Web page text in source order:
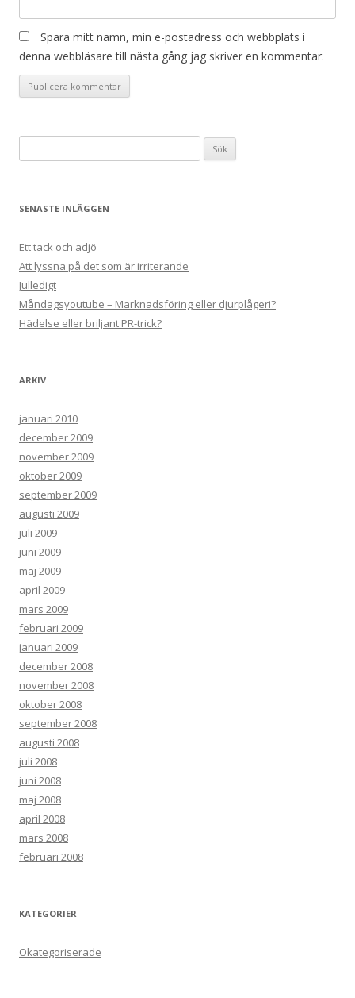
Spara mitt namn, min e-postadress och webbplats i
denna webbläsare till nästa gång jag skriver en kommentar.
efter:
SENASTE INLÄGGEN
Ett tack och adjö
Att lyssna på det som är irriterande
Julledigt
Måndagsyoutube – Marknadsföring eller djurplågeri?
Hädelse eller briljant PR-trick?
ARKIV
januari 2010
december 2009
november 2009
oktober 2009
september 2009
augusti 2009
juli 2009
juni 2009
maj 2009
april 2009
mars 2009
februari 2009
januari 2009
december 2008
november 2008
oktober 2008
september 2008
augusti 2008
juli 2008
juni 2008
maj 2008
april 2008
mars 2008
februari 2008
KATEGORIER
Okategoriserade